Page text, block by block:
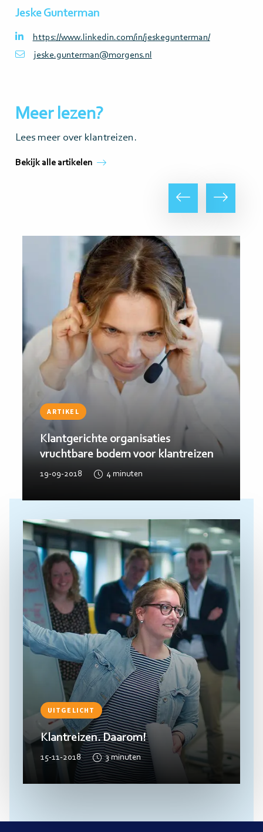
Jeske Gunterman
https://www.linkedin.com/in/jeskegunterman/
jeske.gunterman@morgens.nl
Meer lezen?
Lees meer over klantreizen.
Bekijk alle artikelen
Volgende
ARTIKEL
Klantreizen en Lean: vrienden of
vijanden?
11-04-2019 2 minuten
Vorige
UITGELICHT
Klantreizen. Daarom!
15-11-2018 3 minuten
Lees
meer